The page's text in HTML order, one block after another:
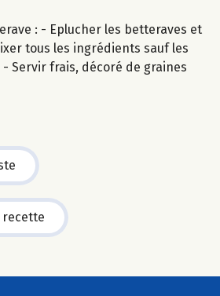
: - Eplucher les betteraves et
tous les ingrédients sauf les
Servir frais, décoré de graines